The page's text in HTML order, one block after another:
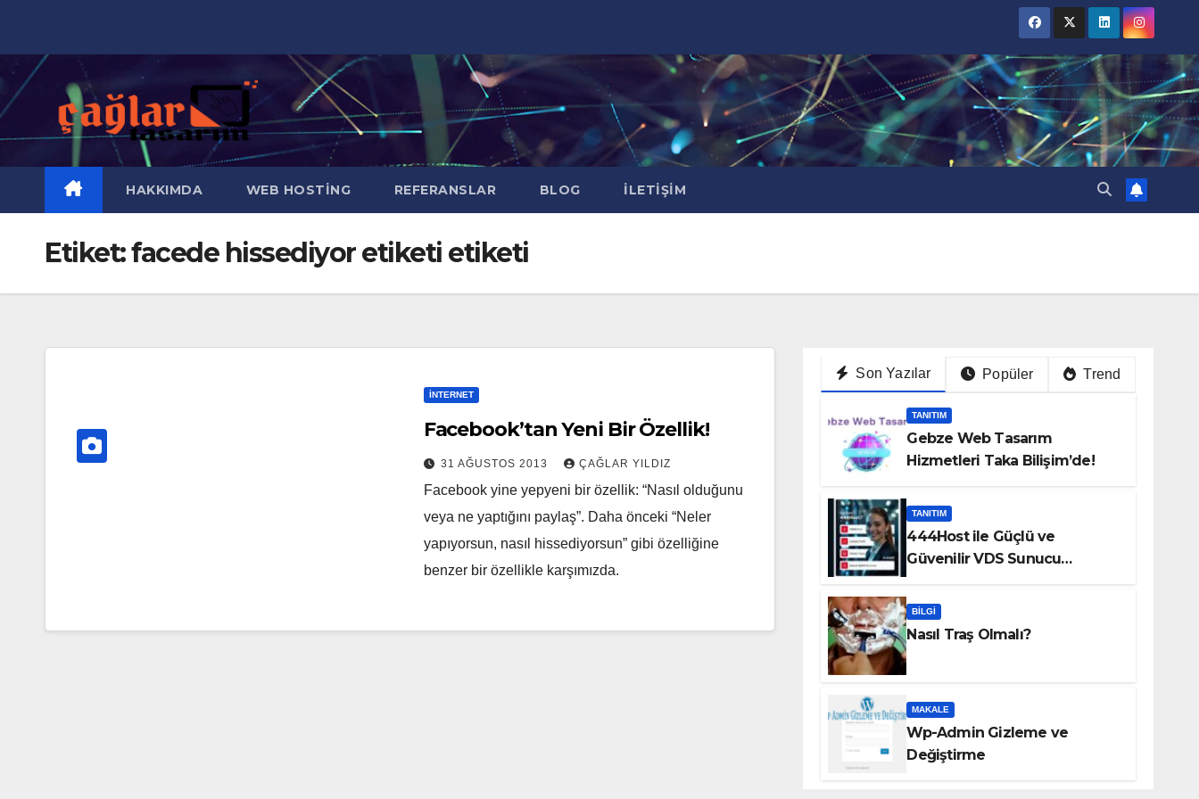
content
HAKKIMDA WEB HOSTING REFERANSLAR BLOG İLETIŞIM
Etiket:facede hissediyor etiketi etiketi
İNTERNET
Facebook’tan Yeni Bir Özellik!
31 AĞUSTOS 2013 ÇAĞLAR YILDIZ
Facebook yine yepyeni bir özellik: “Nasıl olduğunu
veya ne yaptığını paylaş”. Daha önceki “Neler
yapıyorsun, nasıl hissediyorsun” gibi özelliğine
benzer bir özellikle karşımızda.
Son Yazılar Popüler Trend
TANITIM
Gebze Web Tasarım
Hizmetleri Taka Bilişim’de!
TANITIM
444Host ile Güçlü ve
Güvenilir VDS Sunucu
BILGI
Nasıl Traş Olmalı?
MAKALE
Wp-Admin Gizleme ve
Değiştirme